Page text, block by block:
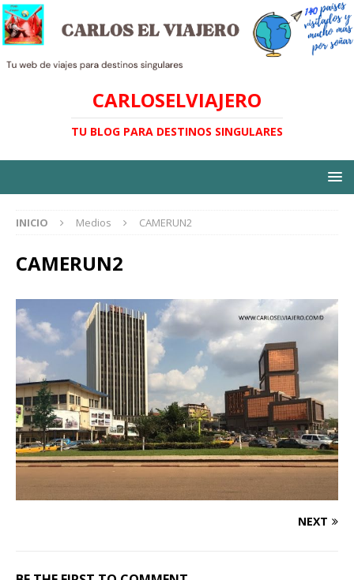
CARLOSELVIAJERO
TU BLOG PARA DESTINOS SINGULARES
INICIO Medios CAMERUN2
CAMERUN2
NEXT